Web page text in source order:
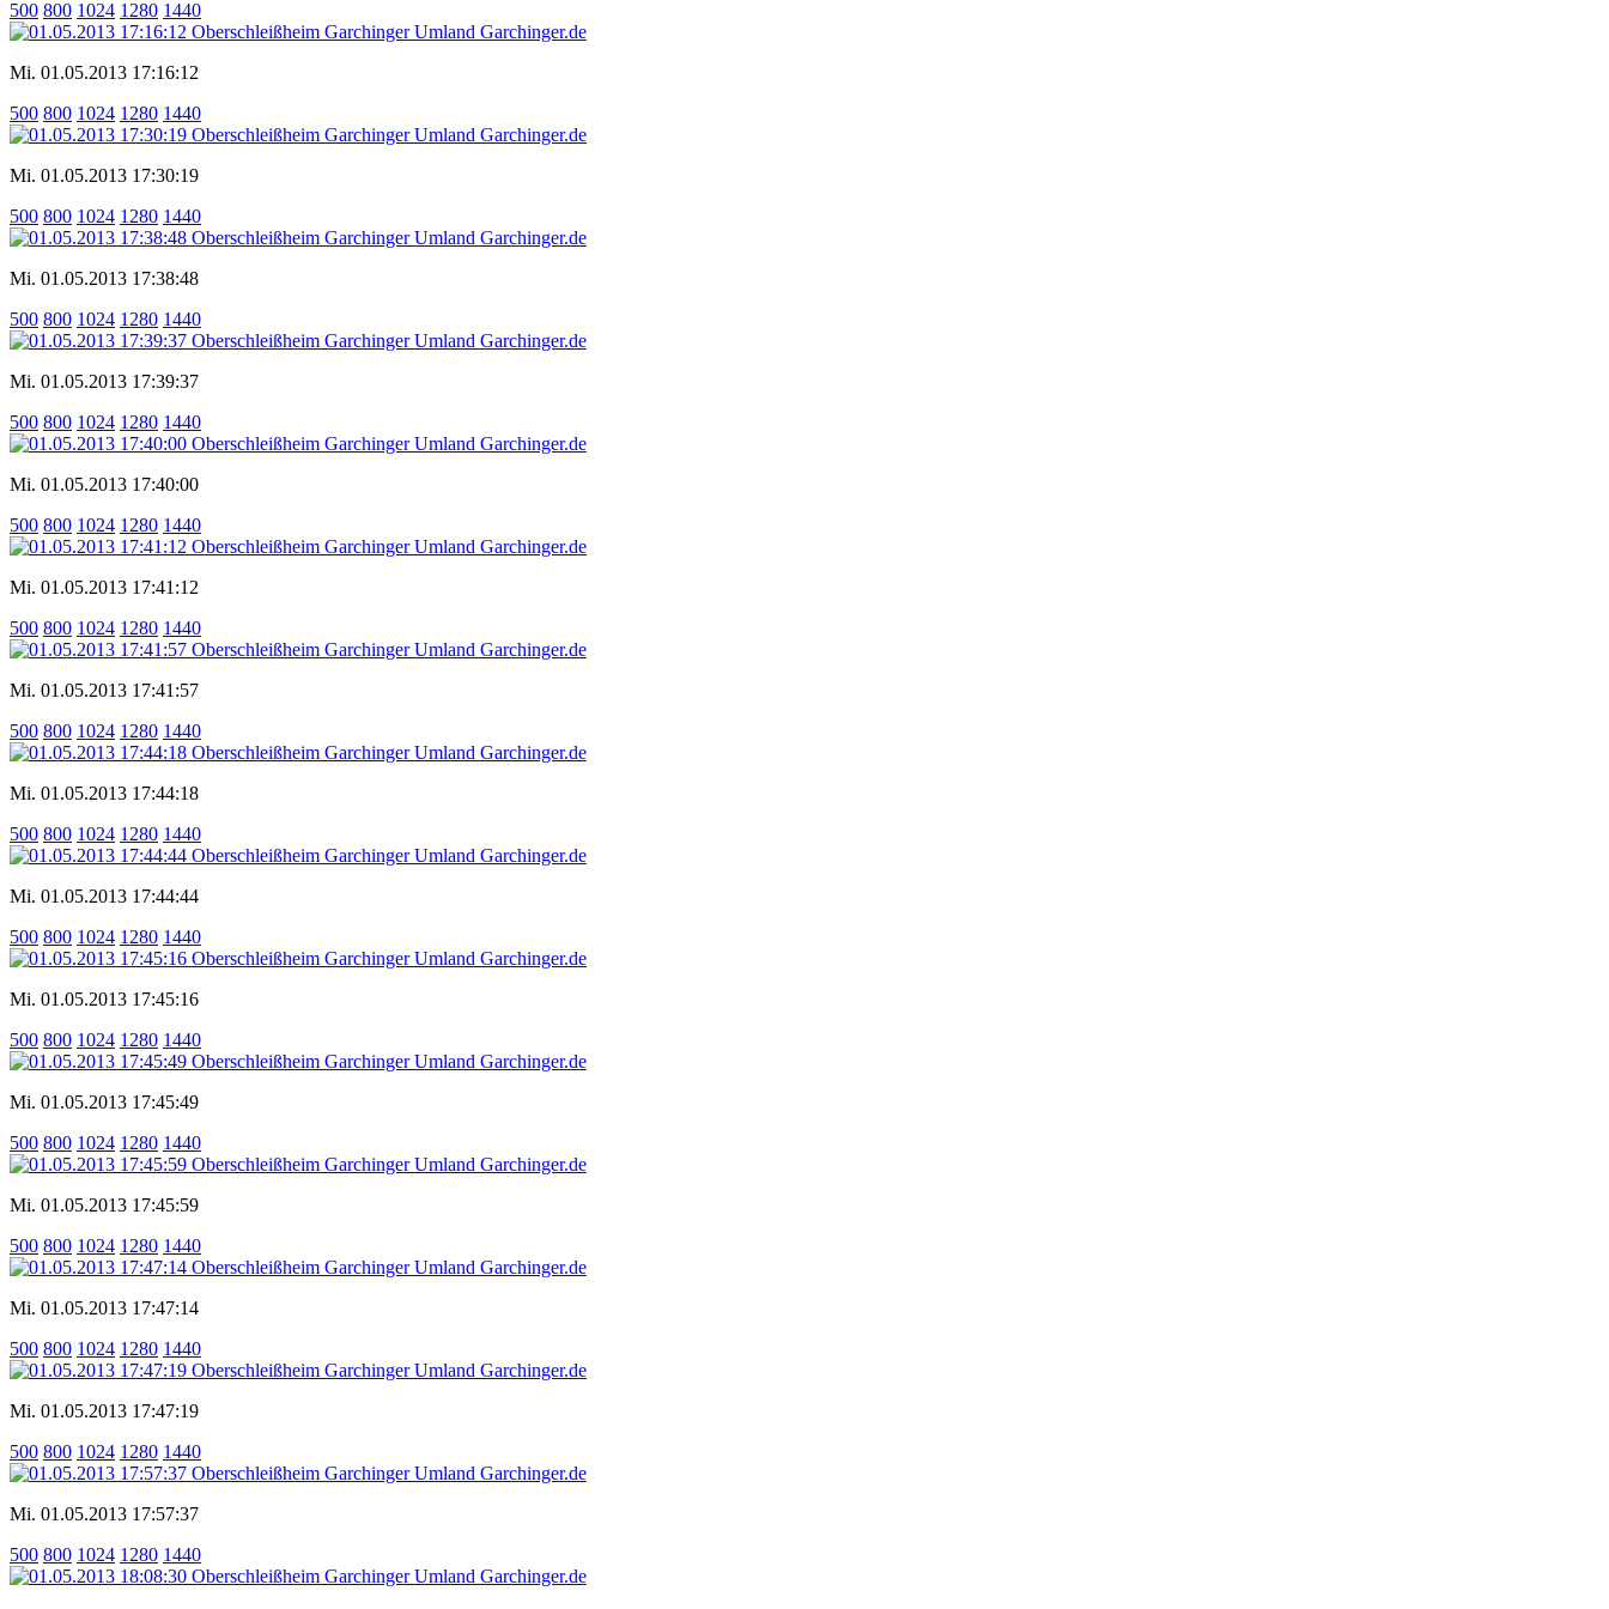
500 800 1024 1280 1440
Mi. 01.05.2013 17:16:12
500 800 1024 1280 1440
Mi. 01.05.2013 17:30:19
500 800 1024 1280 1440
Mi. 01.05.2013 17:38:48
500 800 1024 1280 1440
Mi. 01.05.2013 17:39:37
500 800 1024 1280 1440
Mi. 01.05.2013 17:40:00
500 800 1024 1280 1440
Mi. 01.05.2013 17:41:12
500 800 1024 1280 1440
Mi. 01.05.2013 17:41:57
500 800 1024 1280 1440
Mi. 01.05.2013 17:44:18
500 800 1024 1280 1440
Mi. 01.05.2013 17:44:44
500 800 1024 1280 1440
Mi. 01.05.2013 17:45:16
500 800 1024 1280 1440
Mi. 01.05.2013 17:45:49
500 800 1024 1280 1440
Mi. 01.05.2013 17:45:59
500 800 1024 1280 1440
Mi. 01.05.2013 17:47:14
500 800 1024 1280 1440
Mi. 01.05.2013 17:47:19
500 800 1024 1280 1440
Mi. 01.05.2013 17:57:37
500 800 1024 1280 1440